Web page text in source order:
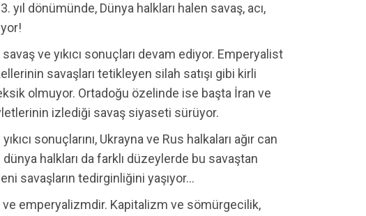
yıl dönümünde, Dünya halkları halen savaş, acı,
ve yıkıcı sonuçları devam ediyor. Emperyalist
savaşları tetikleyen silah satışı gibi kirli
olmuyor. Ortadoğu özelinde ise başta İran ve
izlediği savaş siyaseti sürüyor.
sonuçlarını, Ukrayna ve Rus halkaları ağır can
dünya halkları da farklı düzeylerde bu savaştan
savaşların tedirginliğini yaşıyor…
emperyalizmdir. Kapitalizm ve sömürgecilik,